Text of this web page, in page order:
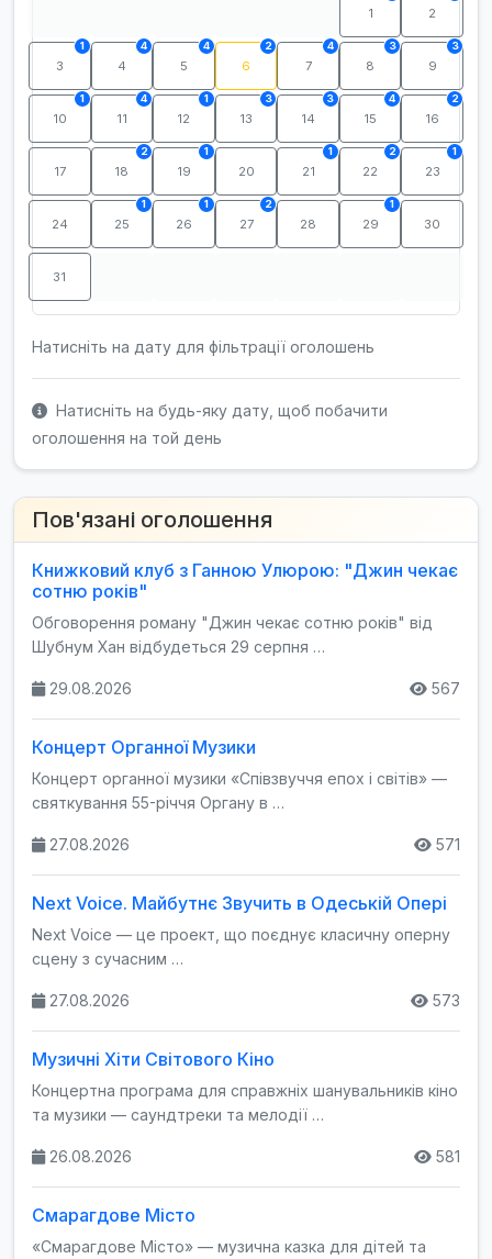
1 2
3
1
4
4
5
4
6
2
7
4
8
3
9
3
10
1
11
4
12
1
13
3
14
3
15
4
16
2
17 18
2
19
1
20 21
1
22
2
23
1
24 25
1
26
1
27
2
28 29
1
30
31
Натисніть на дату для фільтрації оголошень
Натисніть на будь-яку дату, щоб побачити
оголошення на той день
Пов'язані оголошення
Книжковий клуб з Ганною Улюрою: "Джин чекає
сотню років"
Обговорення роману "Джин чекає сотню років" від
Шубнум Хан відбудеться 29 серпня …
29.08.2026 567
Концерт Органної Музики
Концерт органної музики «Співзвуччя епох і світів» —
святкування 55-річчя Органу в …
27.08.2026 571
Next Voice. Майбутнє Звучить в Одеській Опері
Next Voice — це проект, що поєднує класичну оперну
сцену з сучасним …
27.08.2026 573
Музичні Хіти Світового Кіно
Концертна програма для справжніх шанувальників кіно
та музики — саундтреки та мелодії …
26.08.2026 581
Смарагдове Місто
«Смарагдове Місто» — музична казка для дітей та